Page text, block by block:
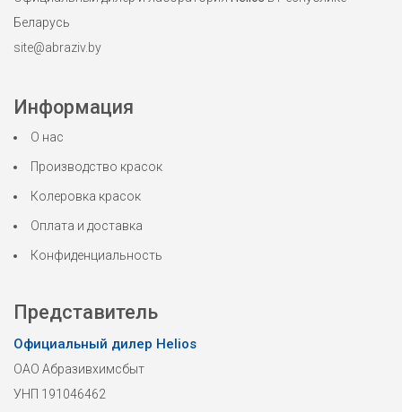
Беларусь
site@abraziv.by
Информация
О нас
Производство красок
Колеровка красок
Оплата и доставка
Конфиденциальность
Представитель
Официальный дилер Helios
ОАО Абразивхимсбыт
УНП 191046462